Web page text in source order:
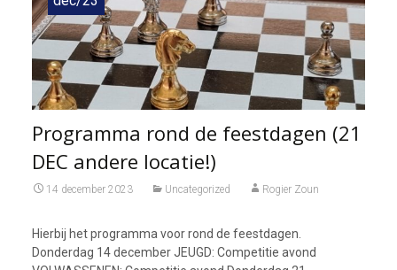
Programma rond de feestdagen (21
DEC andere locatie!)
14 december 2023 Uncategorized Rogier Zoun
Hierbij het programma voor rond de feestdagen.
Donderdag 14 december JEUGD: Competitie avond